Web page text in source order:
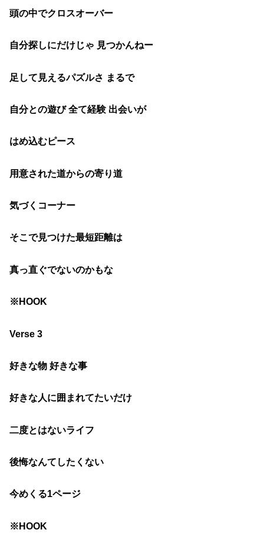
頭の中でクロスオーバー
自分探しにだけじゃ 見つかんねー
足して見えるパズルさ まるで
自分との遊び 全て経験 出会いが
はめ込むピース
用意された道からの寄り道
気づくコーナー
そこで見つけた最短距離は
真っ直ぐでないのかもな
※HOOK
Verse 3
好きな物 好きな事
好きな人に囲まれてたいだけ
二度とはないライフ
後悔なんてしたくない
今めくる1ページ
※HOOK